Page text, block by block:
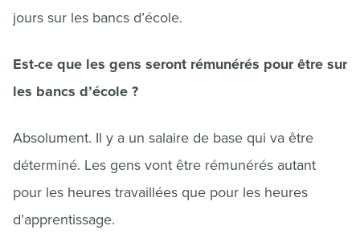
jours sur les bancs d’école.
Est-ce que les gens seront rémunérés pour être sur
les bancs d’école ?
Absolument. Il y a un salaire de base qui va être
déterminé. Les gens vont être rémunérés autant
pour les heures travaillées que pour les heures
d’apprentissage.